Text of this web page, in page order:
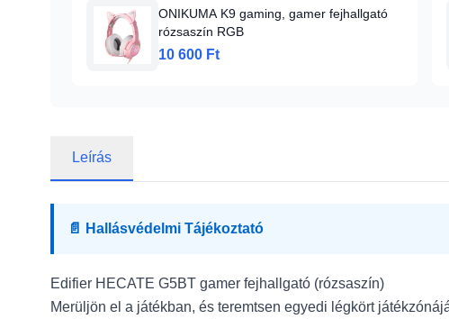
ONIKUMA K9 gaming, gamer fejhallgató
rózsaszín RGB
10 600 Ft
Leírás
📄 Hallásvédelmi Tájékoztató
Edifier HECATE G5BT gamer fejhallgató (rózsaszín)
Merüljön el a játékban, és teremtsen egyedi légkört